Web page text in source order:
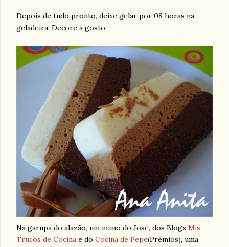
Depois de tudo pronto, deixe gelar por 08 horas na
geladeira. Decore a gosto.
Na garupa do alazão, um mimo do José, dos Blogs Mis
Trucos de Cocina e do Cocina de Pepe(Prêmios), uma